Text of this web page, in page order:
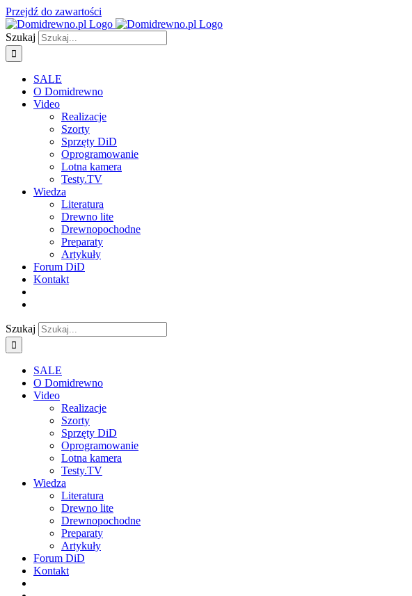
Przejdź do zawartości
Szukaj
SALE
O Domidrewno
Video
Realizacje
Szorty
Sprzęty DiD
Oprogramowanie
Lotna kamera
Testy.TV
Wiedza
Literatura
Drewno lite
Drewnopochodne
Preparaty
Artykuły
Forum DiD
Kontakt
Szukaj
SALE
O Domidrewno
Video
Realizacje
Szorty
Sprzęty DiD
Oprogramowanie
Lotna kamera
Testy.TV
Wiedza
Literatura
Drewno lite
Drewnopochodne
Preparaty
Artykuły
Forum DiD
Kontakt